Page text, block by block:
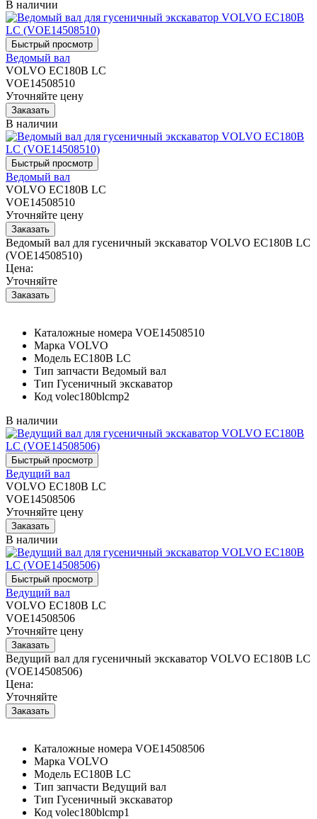
В наличии
Ведомый вал
VOLVO EC180B LC
VOE14508510
Уточняйте цену
В наличии
Ведомый вал
VOLVO EC180B LC
VOE14508510
Уточняйте цену
Ведомый вал для гусеничный экскаватор VOLVO EC180B LC
(VOE14508510)
Цена:
Уточняйте
Каталожные номера VOE14508510
Марка VOLVO
Модель EC180B LC
Тип запчасти Ведомый вал
Тип Гусеничный экскаватор
Код volec180blcmp2
В наличии
Ведущий вал
VOLVO EC180B LC
VOE14508506
Уточняйте цену
В наличии
Ведущий вал
VOLVO EC180B LC
VOE14508506
Уточняйте цену
Ведущий вал для гусеничный экскаватор VOLVO EC180B LC
(VOE14508506)
Цена:
Уточняйте
Каталожные номера VOE14508506
Марка VOLVO
Модель EC180B LC
Тип запчасти Ведущий вал
Тип Гусеничный экскаватор
Код volec180blcmp1